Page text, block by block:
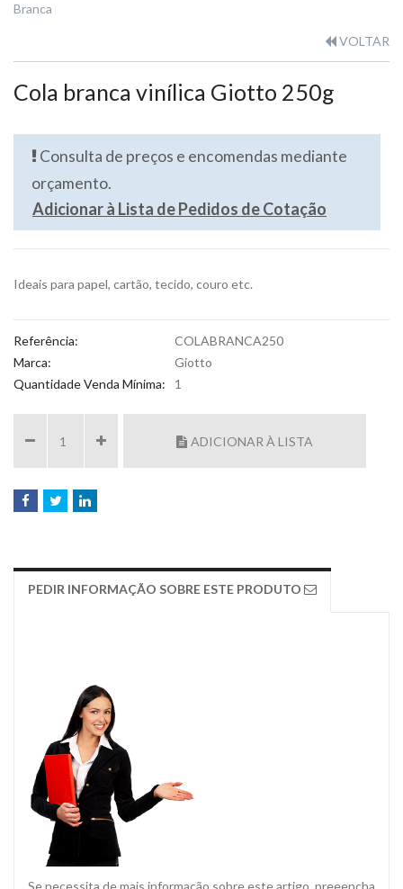
Branca
VOLTAR
Cola branca vinílica Giotto 250g
Consulta de preços e encomendas mediante
orçamento.
Adicionar à Lista de Pedidos de Cotação
Ideais para papel, cartão, tecido, couro etc.
Referência:
COLABRANCA250
Marca:
Giotto
Quantidade Venda Mínima:
1
ADICIONAR À LISTA
PEDIR INFORMAÇÃO SOBRE ESTE PRODUTO